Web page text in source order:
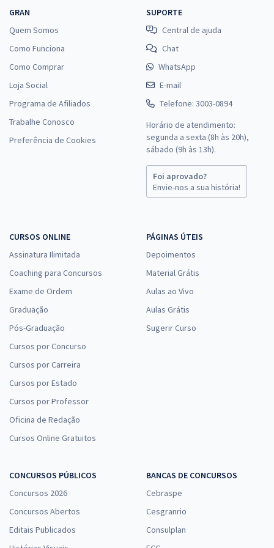
GRAN
Quem Somos
Como Funciona
Como Comprar
Loja Social
Programa de Afiliados
Trabalhe Conosco
Preferência de Cookies
SUPORTE
Central de ajuda
Chat
WhatsApp
E-mail
Telefone: 3003-0894
Horário de atendimento:
segunda a sexta (8h às 20h),
sábado (9h às 13h).
Foi aprovado?
Envie-nos a sua história!
CURSOS ONLINE
Assinatura Ilimitada
Coaching para Concursos
Exame de Ordem
Graduação
Pós-Graduação
Cursos por Concurso
Cursos por Carreira
Cursos por Estado
Cursos por Professor
Oficina de Redação
Cursos Online Gratuitos
PÁGINAS ÚTEIS
Depoimentos
Material Grátis
Aulas ao Vivo
Aulas Grátis
Sugerir Curso
CONCURSOS PÚBLICOS
Concursos 2026
Concursos Abertos
Editais Publicados
BANCAS DE CONCURSOS
Cebraspe
Cesgranrio
Consulplan